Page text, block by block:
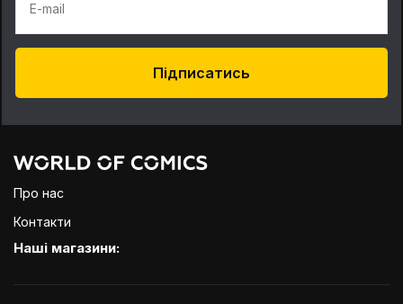
E-mail
Підписатись
Про нас
Контакти
Наші магазини: